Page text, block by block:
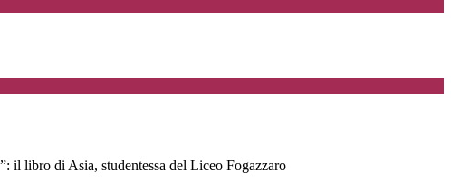
il libro di Asia, studentessa del Liceo Fogazzaro